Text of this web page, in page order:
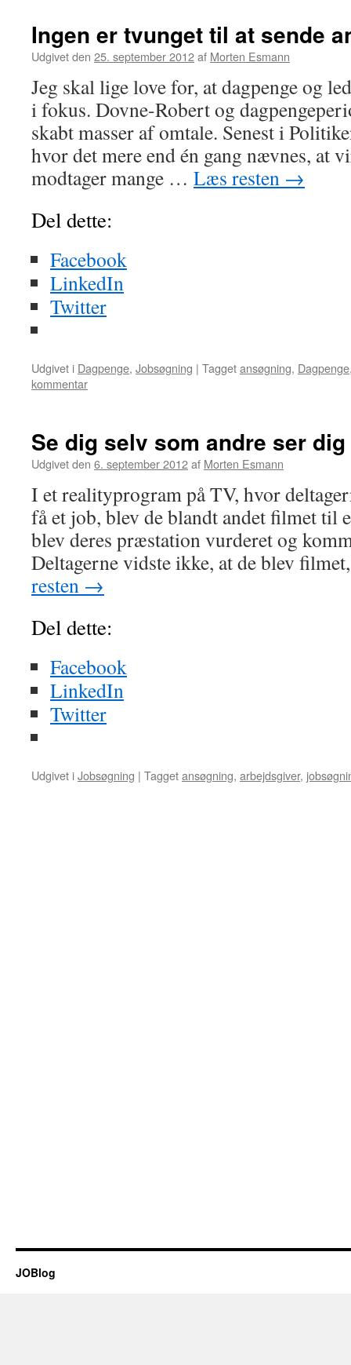
Ingen er tvunget til at sende
Udgivet den 25. september 2012af Morten Esmann
Jeg skal lige love for, at dagpenge og
i fokus. Dovne-Robert og
skabt masser af omtale. Senest i
hvor det mere end én gang nævnes, at
modtager mange … Læs resten →
Del dette:
Facebook
LinkedIn
Twitter
Udgivet i Dagpenge, Jobsøgning | Taggetansøgning, Dagpenge
kommentar
Se dig selv som andre ser dig
Udgivet den 6. september 2012af Morten Esmann
I et realityprogram på TV, hvor
få et job, blev de blandt andet filmet til
blev deres præstation vurderet og
Deltagerne vidste ikke, at de blev
resten →
Del dette:
Facebook
LinkedIn
Twitter
Udgivet iJobsøgning | Taggetansøgning, arbejdsgiver,
JOBlog